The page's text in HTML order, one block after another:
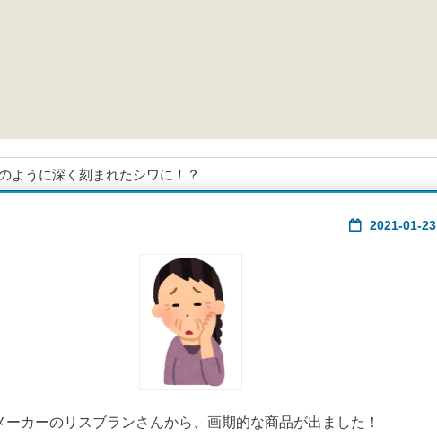
ように深く刻まれたシワに！？
2021-01-23
ーカーのリスブランさんから、画期的な商品が出ました！